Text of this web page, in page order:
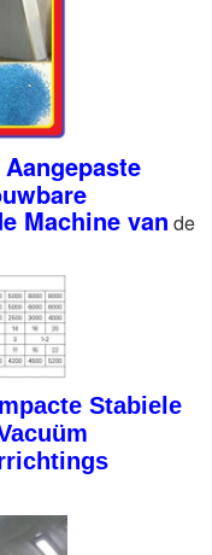
Machine van de
Stabiele